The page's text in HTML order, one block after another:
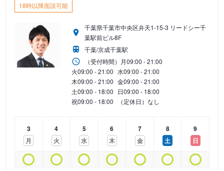
18時以降面談可能
千葉県千葉市中央区弁天1-15-3 リードシー千
葉駅前ビル8F
千葉/京成千葉駅
（受付時間） 月09:00 - 21:00
火09:00 - 21:00 水09:00 - 21:00
木09:00 - 21:00 金09:00 - 21:00
土09:00 - 18:00 日09:00 - 18:00
祝09:00 - 18:00 （定休日）なし
3
月
4
火
5
水
6
木
7
金
8
土
9
日